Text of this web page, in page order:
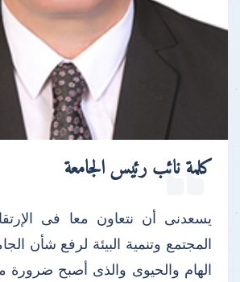
كلمة نائب رئيس الجامعة
يسعدنى أن نتعاون معا فى
المجتمع وتنمية البيئة لرفع شأن
الهام والحيوى والذى أصبح ضرورة